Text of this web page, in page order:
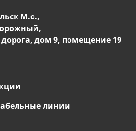
М.о.,
дом 9, помещение 19
линии